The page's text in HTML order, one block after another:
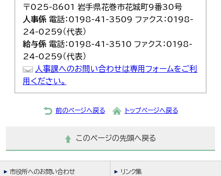
〒025-8601 岩手県花巻市花城町9番30号
人事係 電話：0198-41-3509 ファクス：0198-
24-0259（代表）
給与係 電話：0198-41-3510 ファクス：0198-
24-0259（代表）
人事課へのお問い合わせは専用フォームをご利
用ください。
前のページへ戻る トップページへ戻る
このページの先頭へ戻る
市役所へのお問い合わせ リンク集